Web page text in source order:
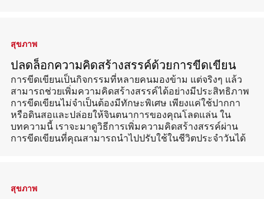
สุขภาพ
ปลดล็อกความคิดสร้างสรรค์ด้วยการขีดเขียน
การขีดเขียนเป็นกิจกรรมที่หลายคนมองข้าม แต่จริงๆ แล้ว
สามารถช่วยเพิ่มความคิดสร้างสรรค์ได้อย่างมีประสิทธิภาพ
การขีดเขียนไม่จำเป็นต้องมีทักษะพิเศษ เพียงแค่ใช้ปากกา
หรือดินสอและปล่อยให้จินตนาการของคุณโลดแล่น ใน
บทความนี้ เราจะมาดูวิธีการเพิ่มความคิดสร้างสรรค์ผ่าน
การขีดเขียนที่คุณสามารถนำไปปรับใช้ในชีวิตประจำวันได้
สุขภาพ